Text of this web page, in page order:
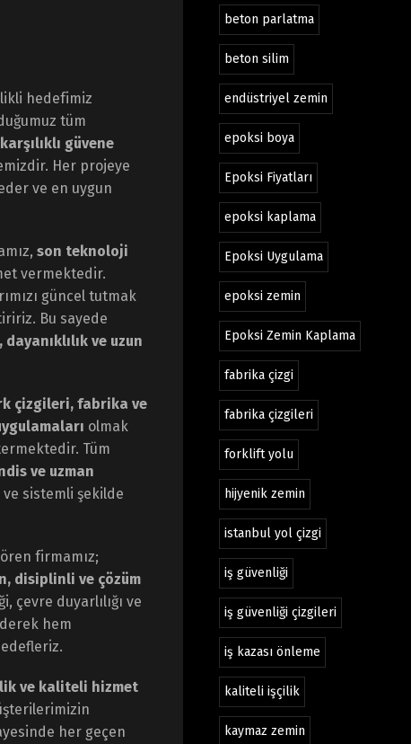
hedefimiz
tüm
karşılıklı güvene
Her projeye
ve en uygun
son teknoloji
vermektedir.
güncel tutmak
Bu sayede
ve uzun
çizgileri, fabrika ve
olmak
Tüm
ve uzman
ve sistemli şekilde
firmamız;
disiplinli ve çözüm
çevre duyarlılığı ve
hem
ve kaliteli hizmet
her geçen
beton parlatma
beton silim
endüstriyel zemin
epoksi boya
Epoksi Fiyatları
epoksi kaplama
Epoksi Uygulama
epoksi zemin
Epoksi Zemin Kaplama
fabrika çizgi
fabrika çizgileri
forklift yolu
hijyenik zemin
istanbul yol çizgi
iş güvenliği
iş güvenliği çizgileri
iş kazası önleme
kaliteli işçilik
kaymaz zemin